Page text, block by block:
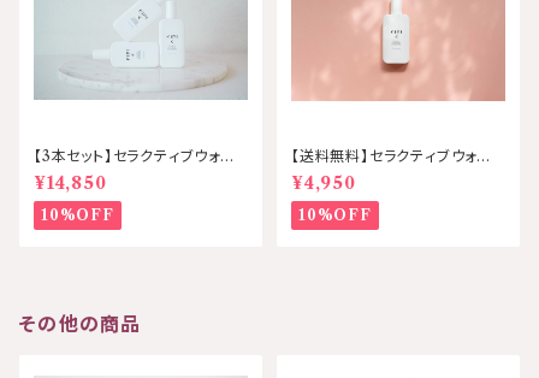
【3本セット】セラクティブウォー
ター120㎖ KIRI /キリ
¥14,850
10%OFF
【送料無料】セラクティブウォータ
ー 120㎖ KIRI/キリ
¥4,950
10%OFF
その他の商品